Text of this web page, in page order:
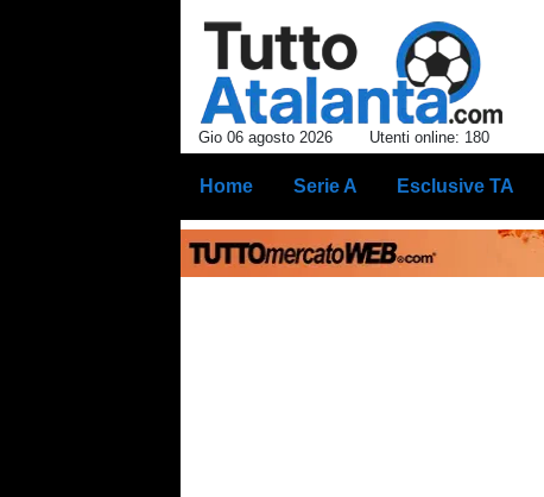
Gio 06 agosto 2026 Utenti online: 180
Home Serie A Esclusive TA